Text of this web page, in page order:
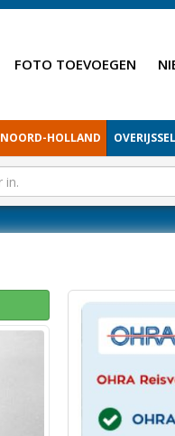
FOTO TOEVOEGEN
NOORD-HOLLAND OVERIJSSEL